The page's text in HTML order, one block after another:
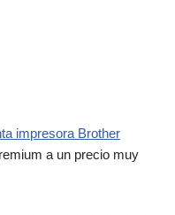
impresora Brother
a un precio muy